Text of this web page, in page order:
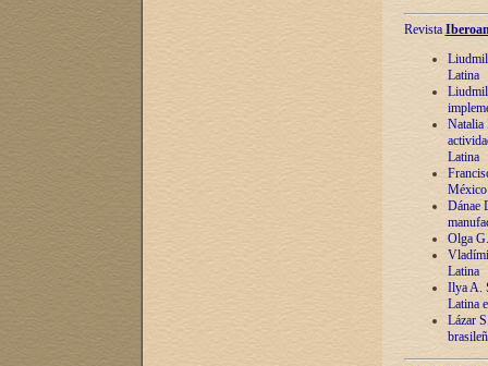
Revista
Latina
Natalia
Latina
México
Dánae
Olga
Latina
Ilya A.
Latina
Lázar